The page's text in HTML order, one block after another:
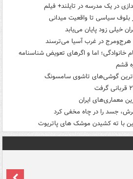
سیاسی تا واقعیت میدانی
خیلی زود پایان می‌یابد
هرج‌ومرج در غرب آسیا می‌ترسند
خانوادگی؛ اما و اگرهای تعویض شناسنامه
قشم
گوشی‌های تاشوی سامسونگ
معماری‌های ایران
جسد را در چاه مخفی کرد
با ته کشیدن موشک های پاتریوت